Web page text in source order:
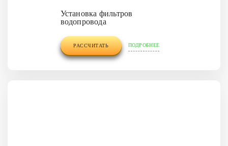
Установка фильтров
водопровода
РАССЧИТАТЬ ПОДРОБНЕЕ